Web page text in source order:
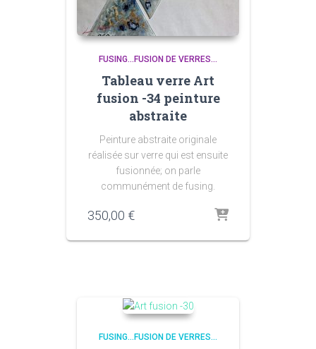
FUSING...FUSION DE VERRES...
Tableau verre Art
fusion -34 peinture
abstraite
Peinture abstraite originale
réalisée sur verre qui est ensuite
fusionnée; on parle
communément de fusing.
350,00 €
FUSING...FUSION DE VERRES...